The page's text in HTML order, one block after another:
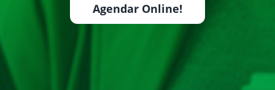
Agendar Online!